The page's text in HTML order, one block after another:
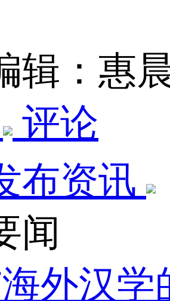
辑：惠
评论
布资讯
闻
外汉学